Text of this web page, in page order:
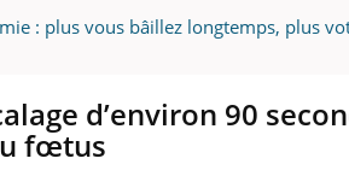
: plus vous bâillez longtemps, plus
d’environ 90
fœtus